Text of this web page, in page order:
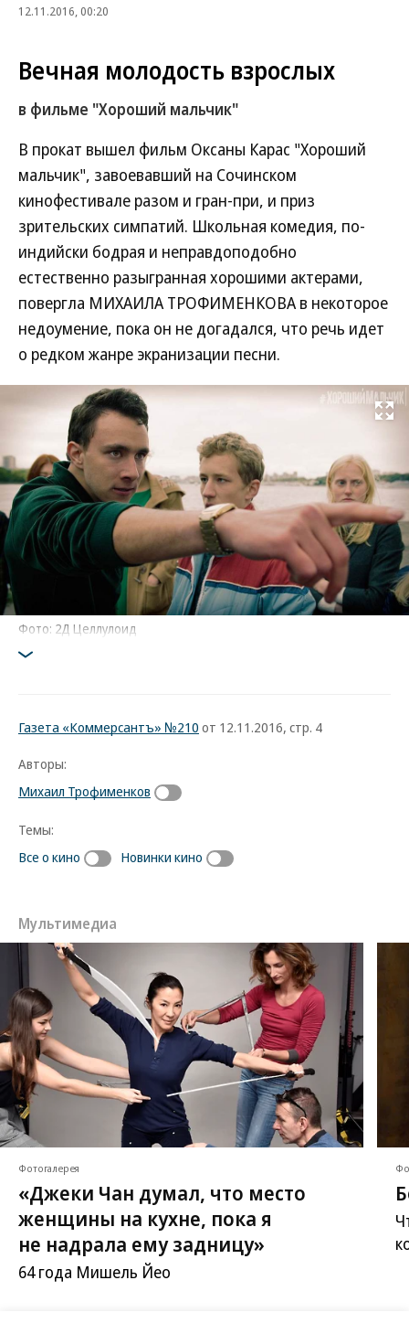
12.11.2016, 00:20
Вечная молодость взрослых
в фильме "Хороший мальчик"
В прокат вышел фильм Оксаны Карас "Хороший
мальчик", завоевавший на Сочинском
кинофестивале разом и гран-при, и приз
зрительских симпатий. Школьная комедия, по-
индийски бодрая и неправдоподобно
естественно разыгранная хорошими актерами,
повергла МИХАИЛА ТРОФИМЕНКОВА в некоторое
недоумение, пока он не догадался, что речь идет
о редком жанре экранизации песни.
Развернуть
Фото: 2Д Целлулоид
Газета «Коммерсантъ» №210 от 12.11.2016, стр. 4
Авторы:
Михаил Трофименков
Темы:
Все о кино
Новинки кино
Мультимедиа
Фотогалерея
«Джеки Чан думал, что место
женщины на кухне, пока я
не надрала ему задницу»
64 года Мишель Йео